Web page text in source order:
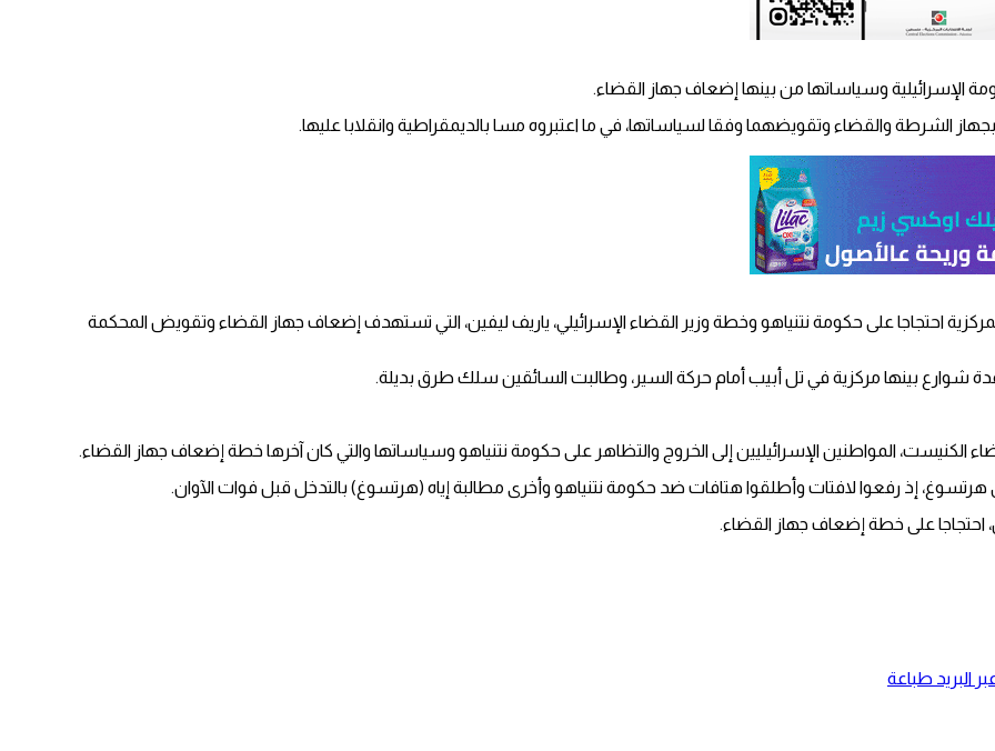
الإسرائيلية وسياساتها من بينها إضعاف جهاز القضاء.
الشرطة والقضاء وتقويضهما وفقا لسياساتها، في ما اعتبروه مسا بالديمقراطية وانقلابا عليها.
احتجاجا على حكومة نتنياهو وخطة وزير القضاء الإسرائيلي، ياريف ليفين، التي تستهدف إضعاف جهاز القضاء وتقويض المحكمة
شوارع بينها مركزية في تل أبيب أمام حركة السير، وطالبت السائقين سلك طرق بديلة.
المواطنين الإسرائيليين إلى الخروج والتظاهر على حكومة نتنياهو وسياساتها والتي كان آخرها خطة إضعاف جهاز القضاء.
هرتسوغ، إذ رفعوا لافتات وأطلقوا هتافات ضد حكومة نتنياهو وأخرى مطالبة إياه (هرتسوغ) بالتدخل قبل فوات الآوان.
احتجاجا على خطة إضعاف جهاز القضاء.
البريد طباعة